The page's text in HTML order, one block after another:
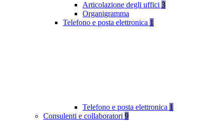
Articolazione degli uffici 3
Organigramma
Telefono e posta elettronica 1
Telefono e posta elettronica 1
Consulenti e collaboratori 9